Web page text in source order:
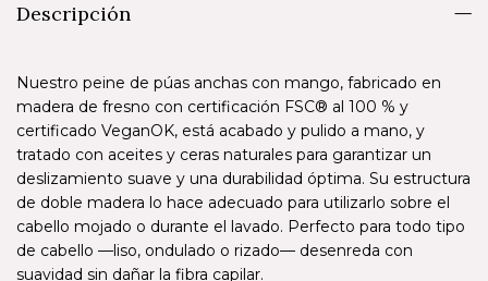
Descripción
Nuestro peine de púas anchas con mango, fabricado en
madera de fresno con certificación FSC® al 100 % y
certificado VeganOK, está acabado y pulido a mano, y
tratado con aceites y ceras naturales para garantizar un
deslizamiento suave y una durabilidad óptima. Su estructura
de doble madera lo hace adecuado para utilizarlo sobre el
cabello mojado o durante el lavado. Perfecto para todo tipo
de cabello —liso, ondulado o rizado— desenreda con
suavidad sin dañar la fibra capilar.